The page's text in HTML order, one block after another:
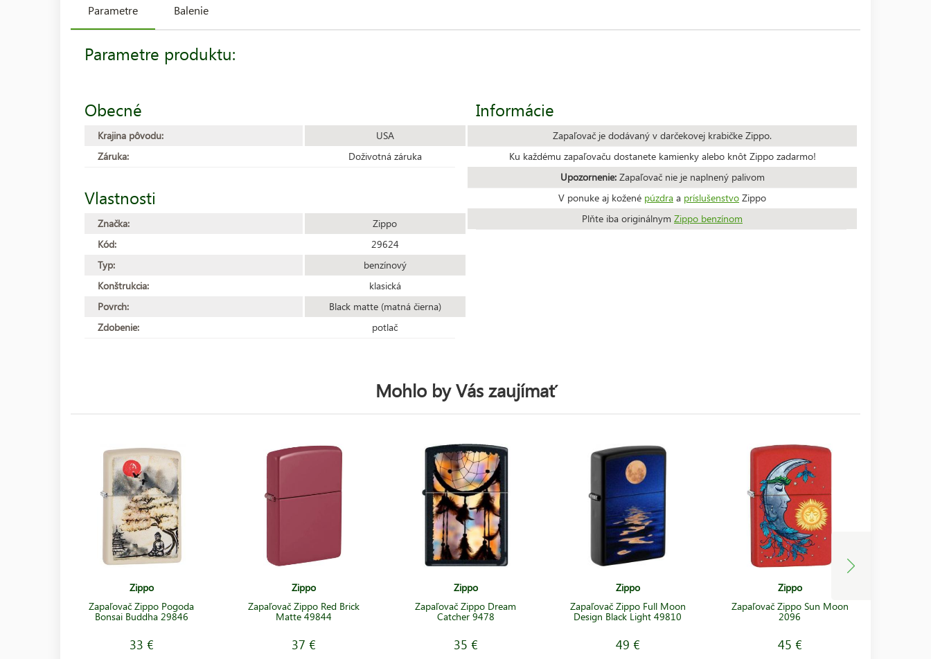
Parametre Balenie
Parametre produktu:
Obecné
Krajina pôvodu:
USA
Záruka:
Doživotná záruka
Vlastnosti
Značka:
Zippo
Kód:
29624
Typ:
benzínový
Konštrukcia:
klasická
Povrch:
Black matte (matná čierna)
Zdobenie:
potlač
Informácie
Zapaľovač je dodávaný v darčekovej krabičke Zippo.
Ku každému zapaľovaču dostanete kamienky alebo knôt Zippo zadarmo!
Upozornenie:Zapaľovač nie je naplnený palivom
V ponuke aj kožené púzdra a príslušenstvo Zippo
Plňte iba originálnym Zippo benzínom
Mohlo by Vás zaujímať
Zippo
Zapaľovač Zippo Pogoda
Bonsai Buddha 29846
33 €
Zippo
Zapaľovač Zippo Red Brick
Matte 49844
37 €
Zippo
Zapaľovač Zippo Dream
Catcher 9478
35 €
Zippo
Zapaľovač Zippo Full Moon
Design Black Light 49810
49 €
Zippo
Zapaľovač Zippo Sun Moon
2096
45 €